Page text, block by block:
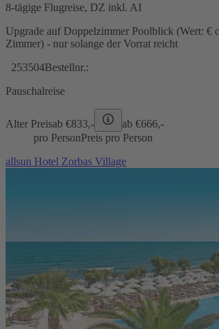
8-tägige Flugreise, DZ inkl. AI
Upgrade auf Doppelzimmer Poolblick (Wert: €
Zimmer) - nur solange der Vorrat reicht
253504Bestellnr.:
Pauschalreise
Alter Preisab €833,- ab €666,-
pro PersonPreis pro Person
allsun Hotel Zorbas Village